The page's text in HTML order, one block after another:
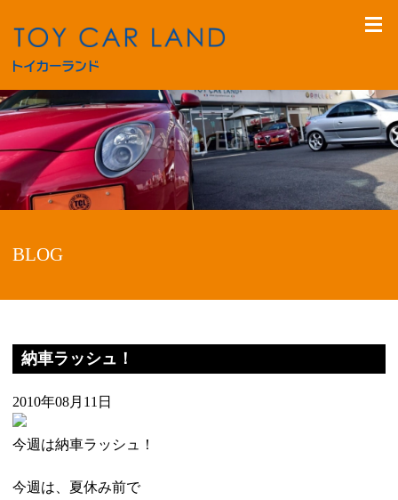
BLOG
納車ラッシュ！
2010年08月11日
今週は納車ラッシュ！
今週は、夏休み前で